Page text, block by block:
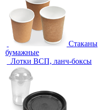
Стаканы
бумажные
Лотки ВСП, ланч-боксы